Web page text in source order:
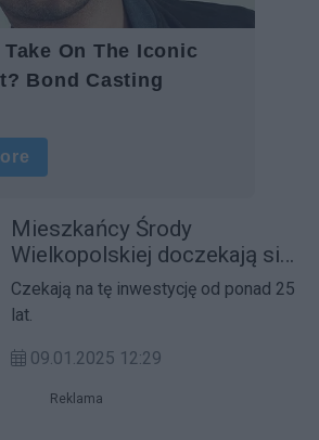
Mieszkańcy Środy
Wielkopolskiej doczekają się
ścieżki rowerowej?
Czekają na tę inwestycję od ponad 25
lat.
09.01.2025 12:29
Reklama